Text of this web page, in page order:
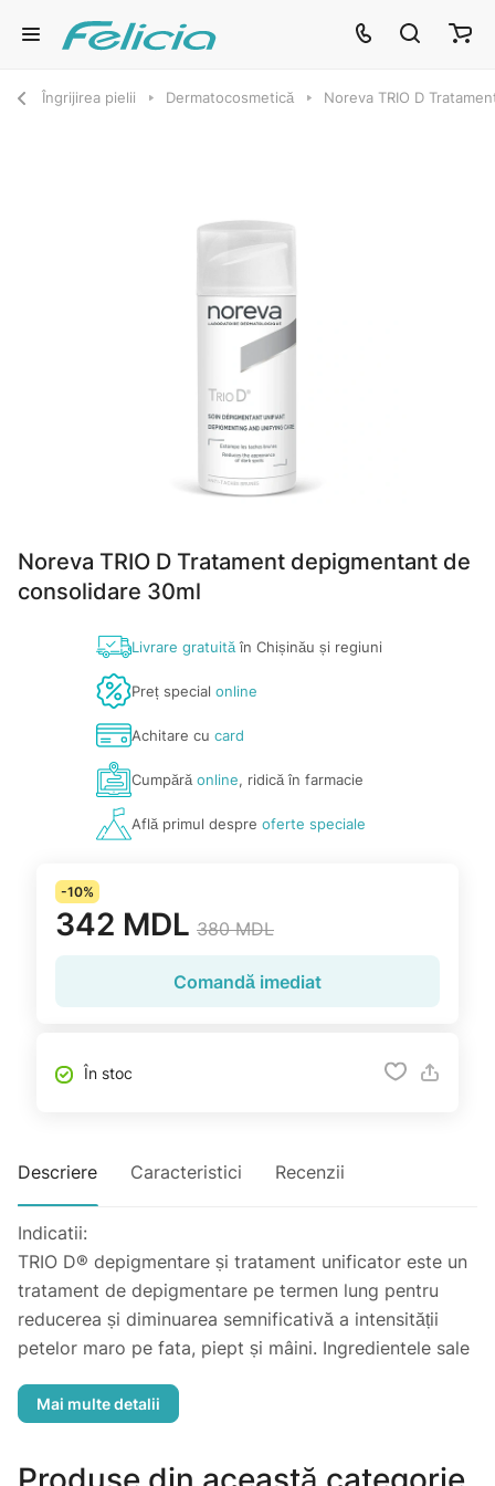
Îngrijirea pielii Dermatocosmetică Noreva TRIO D
Noreva TRIO D Tratament depigmentant de
consolidare 30ml
Livrare gratuităîn Chișinău și regiuni
Preț special online
Achitare cu card
Cumpărăonline, ridică în farmacie
Află primul despre oferte speciale
-10%
342 MDL 380 MDL
Comandă imediat
În stoc
Descriere Caracteristici Recenzii
Indicatii:
TRIO D® depigmentare și tratament unificator este un
tratament de depigmentare pe termen lung pentru
reducerea și diminuarea semnificativă a intensității
petelor maro pe fata, piept și mâini. Ingredientele sale
prezent în piele care provoaca pete maro atunci cand
reduse vizibil , lăsând tenul luminos si stralucitor .